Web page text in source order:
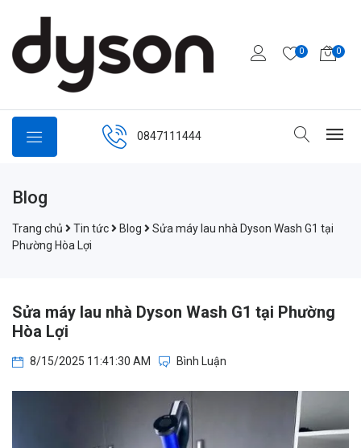
0 0
0847111444
Blog
Trang chủ Tin tức Blog
Sửa máy lau nhà Dyson Wash G1 tại
Phường Hòa Lợi
Sửa máy lau nhà Dyson Wash G1 tại Phường
Hòa Lợi
8/15/2025 11:41:30 AM Bình Luận